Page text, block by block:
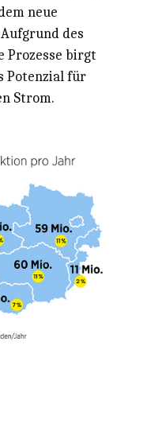
neue
des
Prozesse birgt
Potenzial für
Strom.